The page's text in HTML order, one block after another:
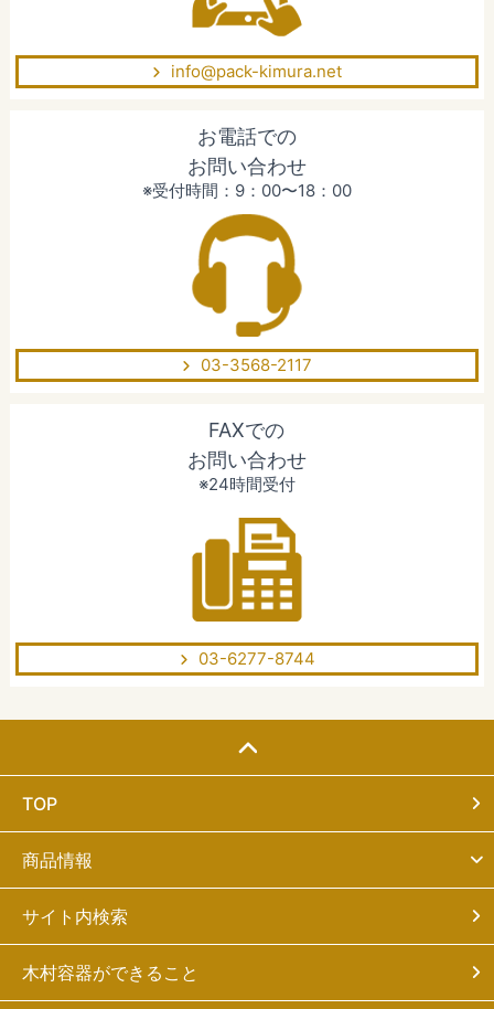
info@pack-kimura.net
お電話での
お問い合わせ
※受付時間：9：00〜18：00
03-3568-2117
FAXでの
お問い合わせ
※24時間受付
03-6277-8744
TOP
商品情報
サイト内検索
木村容器ができること